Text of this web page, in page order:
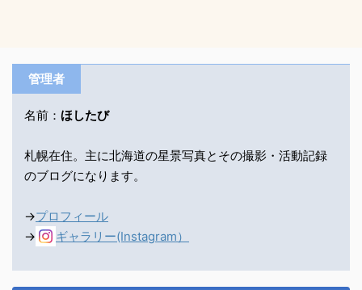
管理者
名前： ほしたび
札幌在住。主に北海道の星景写真とその撮影・活動記録
のブログになります。
→プロフィール
→
ギャラリー(Instagram）